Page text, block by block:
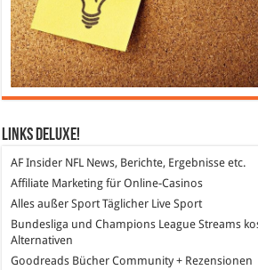
Links DeLuXe!
AF Insider NFL News, Berichte, Ergebnisse etc.
Affiliate Marketing für Online-Casinos
Alles außer Sport Täglicher Live Sport
Bundesliga und Champions League Streams
Alternativen
Goodreads Bücher Community + Rezensionen